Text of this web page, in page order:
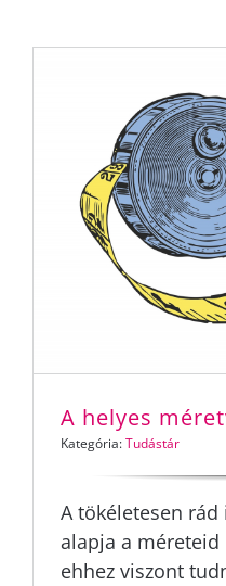
A helyes
Kategória:Tudástár
A tökéletesen
alapja a
ehhez viszont